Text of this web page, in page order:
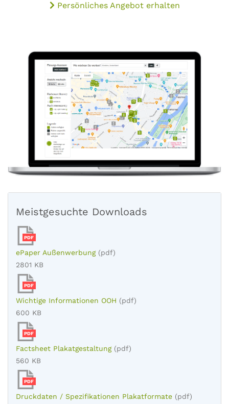
Persönliches Angebot erhalten
Meistgesuchte Downloads
PDF
ePaper Außenwerbung (pdf)
2801 KB
PDF
Wichtige Informationen OOH (pdf)
600 KB
PDF
Factsheet Plakatgestaltung (pdf)
560 KB
PDF
Druckdaten / Spezifikationen Plakatformate (pdf)